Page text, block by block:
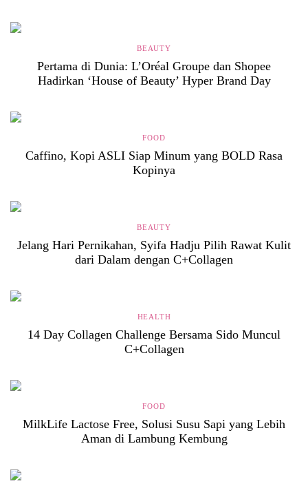
BEAUTY
Pertama di Dunia: L’Oréal Groupe dan Shopee
Hadirkan ‘House of Beauty’ Hyper Brand Day
FOOD
Caffino, Kopi ASLI Siap Minum yang BOLD Rasa
Kopinya
BEAUTY
Jelang Hari Pernikahan, Syifa Hadju Pilih Rawat Kulit
dari Dalam dengan C+Collagen
HEALTH
14 Day Collagen Challenge Bersama Sido Muncul
C+Collagen
FOOD
MilkLife Lactose Free, Solusi Susu Sapi yang Lebih
Aman di Lambung Kembung